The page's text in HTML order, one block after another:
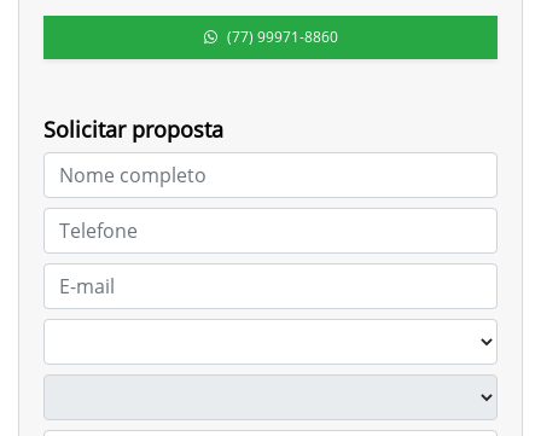
(77) 99971-8860
Solicitar proposta